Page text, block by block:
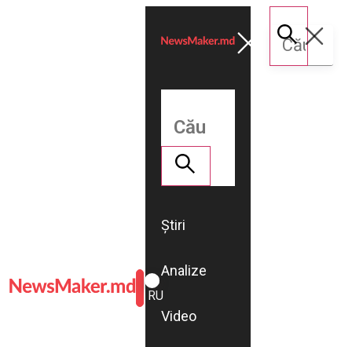
ROMÂNĂ
RU
Știri
Analize
Video